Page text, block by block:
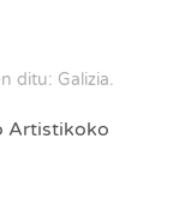
ditu: Galizia.
Artistikoko